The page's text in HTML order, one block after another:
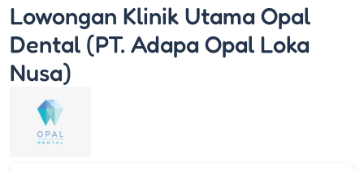
Lowongan Klinik Utama Opal
Dental (PT. Adapa Opal Loka
Nusa)